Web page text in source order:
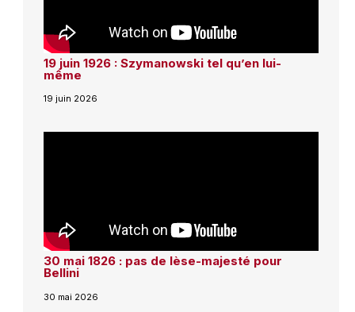
19 juin 1926 : Szymanowski tel qu’en lui-
même
19 juin 2026
30 mai 1826 : pas de lèse-majesté pour
Bellini
30 mai 2026